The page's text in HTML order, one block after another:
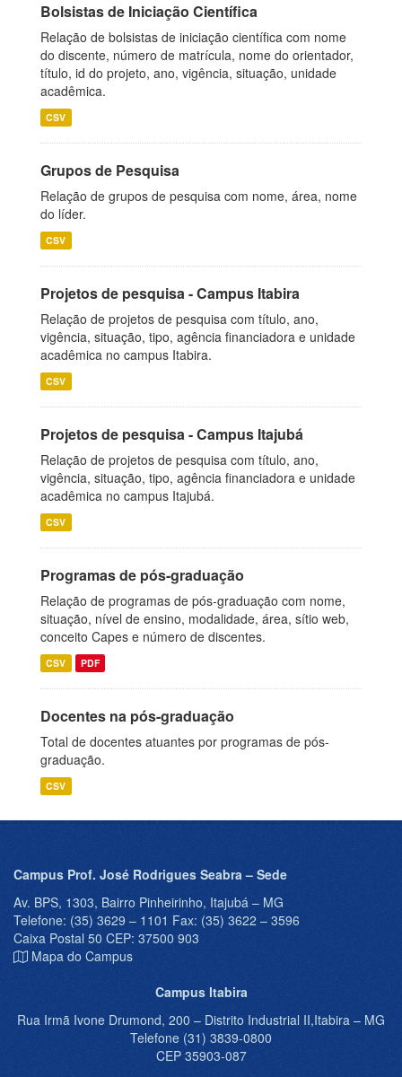
Bolsistas de Iniciação Científica
Relação de bolsistas de iniciação científica com nome
do discente, número de matrícula, nome do orientador,
título, id do projeto, ano, vigência, situação, unidade
acadêmica.
CSV
Grupos de Pesquisa
Relação de grupos de pesquisa com nome, área, nome
do líder.
CSV
Projetos de pesquisa - Campus Itabira
Relação de projetos de pesquisa com título, ano,
vigência, situação, tipo, agência financiadora e unidade
acadêmica no campus Itabira.
CSV
Projetos de pesquisa - Campus Itajubá
Relação de projetos de pesquisa com título, ano,
vigência, situação, tipo, agência financiadora e unidade
acadêmica no campus Itajubá.
CSV
Programas de pós-graduação
Relação de programas de pós-graduação com nome,
situação, nível de ensino, modalidade, área, sítio web,
conceito Capes e número de discentes.
CSV PDF
Docentes na pós-graduação
Total de docentes atuantes por programas de pós-
graduação.
CSV
Campus Prof. José Rodrigues Seabra – Sede
Av. BPS, 1303, Bairro Pinheirinho, Itajubá – MG
Telefone: (35) 3629 – 1101 Fax: (35) 3622 – 3596
Caixa Postal 50 CEP: 37500 903
Mapa do Campus
Campus Itabira
Rua Irmã Ivone Drumond, 200 – Distrito Industrial II,Itabira – MG
Telefone (31) 3839-0800
CEP 35903-087